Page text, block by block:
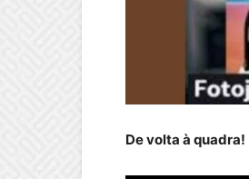
De volta à quadra!